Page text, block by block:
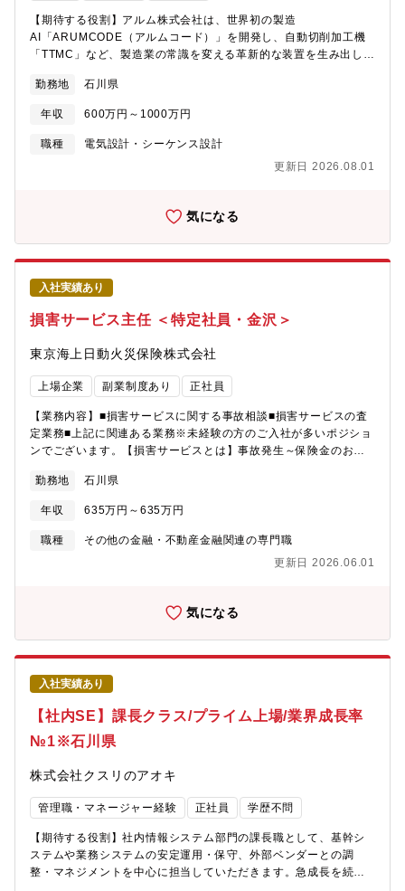
【期待する役割】アルム株式会社は、世界初の製造
AI「ARUMCODE（アルムコード）」を開発し、自動切削加工機
「TTMC」など、製造業の常識を変える革新的な装置を生み出して
装置における電気設計エンジニアとして、制御盤設計やI/O設計、
装置立ち上げ支援などをご担当いただきます。AI・ソフトウェア
との連携を前提とした設計となるため、従来の装置開発とは異な
る視点での提案力も求められます。【職務内容】■自社製品
■PLCを用いた制御設計（主に三菱・キーエンス・オムロン等）■
と配線設計■開発部門（ソフトウェア・機械）との協働による全体
仕様検討■据付・試運転時の技術サポート（社内またはユーザー
先）【魅力】■世界初の製造AI「ARUMCODE」を開発し、属人
化・人手不足という製造業の根本課題に挑戦している企業です■ス
ギノマシンと共同で開発した完全自動切削加工機「TTMC」を
2024年より量産開始し、AI×装置の融合領域へ事業拡大中今後は
アメリカ・インドを含む海外市場への本格進出を視野に入れてい
ます。■中期的にIPO（上場）を視野に入れた経営体制構築中。
■WLB充実：年間休日140日、残業ほぼなし。一部リモートワーク
可、高速通勤可能【 プロダクト概要】■ARUMCODEとは多品種
少量生産の精密加工現場において、加工工程の自動プログラミン
グを可能にした製造業向けAIソリューション。図面1枚あたり1～2
時間かかっていた作業をAIで3分に短縮。見積・指示書・NCコー
ドまで自動生成。2022年「CEATEC AWARD デジタル大臣賞」
「起業家万博 総務大臣賞」などを受賞。■ TTMCとは
工の12工程を完全自動化した次世代加工機。・スギノマシンの5軸
品発注・補正入力までを全自動化。2024年に量産開始、2030年
までに250台販売を目指し、米国・インド市場へ展開予定。
勤務地 石川県
年収 600万円～1000万円
職種
電気設計・シーケンス設計
更新日 2026.08.01
気になる
入社実績あり
損害サービス主任 ＜特定社員・金沢＞
東京海上日動火災保険株式会社
上場企業 副業制度あり 正社員
【業務内容】■損害サービスに関する事故相談■損害サービスの査
定業務■上記に関連ある業務※未経験の方のご入社が多いポジショ
ンでございます。【損害サービスとは】事故発生～保険金のお支
「高い専門性を発揮しながらお客様に安心と安全をお届けする」
という高品質の損害サービスをご提供するため、様々な取り組み
を行っています。【雇用形態】正社員：定年63歳 ※再雇用有
（65歳まで）
勤務地 石川県
年収 635万円～635万円
職種
その他の金融・不動産金融関連の専門職
更新日 2026.06.01
気になる
入社実績あり
【社内SE】課長クラス/プライム上場/業界成長率
№1※石川県
株式会社クスリのアオキ
管理職・マネージャー経験 正社員 学歴不問
【期待する役割】社内情報システム部門の課長職として、基幹シ
ステムや業務システムの安定運用・保守、外部ベンダーとの調
整・マネジメントを中心に担当していただきます。急成長を続け